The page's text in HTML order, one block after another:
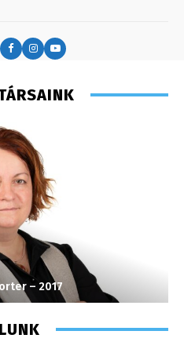
– 2017